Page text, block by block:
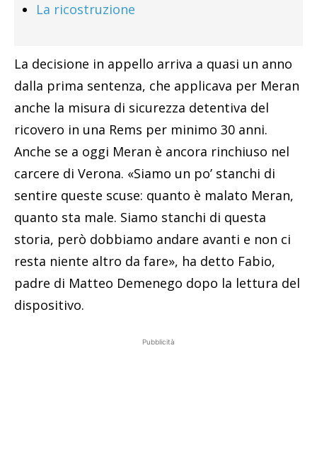
La ricostruzione
La decisione in appello arriva a quasi un anno
dalla prima sentenza, che applicava per Meran
anche la misura di sicurezza detentiva del
ricovero in una Rems per minimo 30 anni.
Anche se a oggi Meran è ancora rinchiuso nel
carcere di Verona. «Siamo un po’ stanchi di
sentire queste scuse: quanto è malato Meran,
quanto sta male. Siamo stanchi di questa
storia, però dobbiamo andare avanti e non ci
resta niente altro da fare», ha detto Fabio,
padre di Matteo Demenego dopo la lettura del
dispositivo.
Pubblicità